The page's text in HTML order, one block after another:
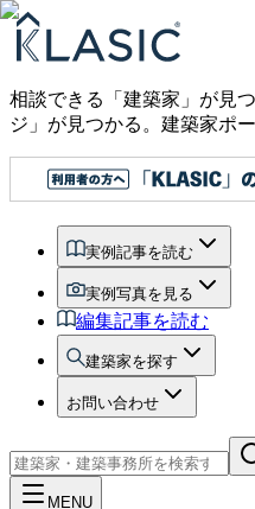
相談できる「建築家」が見
ジ」が見つかる。 建築家ポ
実例記事を読む
実例写真を見る
編集記事を読む
建築家を探す
お問い合わせ
MENU